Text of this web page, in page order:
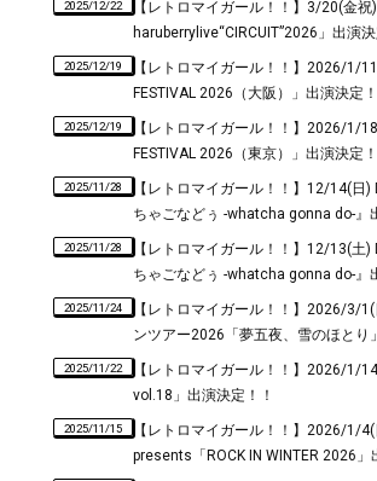
2025/12/22
【レトロマイガール！！】3/20(金祝
haruberrylive“CIRCUIT”2026」出演決
2025/12/19
【レトロマイガール！！】2026/1/
FESTIVAL 2026（大阪）」出演決定！
2025/12/19
【レトロマイガール！！】2026/1/
FESTIVAL 2026（東京）」出演決定！
2025/11/28
【レトロマイガール！！】12/14(日)
ちゃごなどぅ -whatcha gonna do-』
2025/11/28
【レトロマイガール！！】12/13(土)
ちゃごなどぅ -whatcha gonna do-』
2025/11/24
【レトロマイガール！！】2026/3/
ンツアー2026「夢五夜、雪のほとり
2025/11/22
【レトロマイガール！！】2026/1/
vol.18」出演決定！！
2025/11/15
【レトロマイガール！！】2026/1/4(
presents「ROCK IN WINTER 2026」